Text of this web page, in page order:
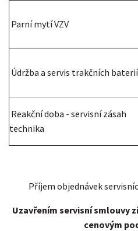
Parní mytí VZV
Údržba a servis trakčních baterií
Reakční doba - servisní zásah
technika
Příjem objednávek
Uzavřením servisní smlouvy
cenovým